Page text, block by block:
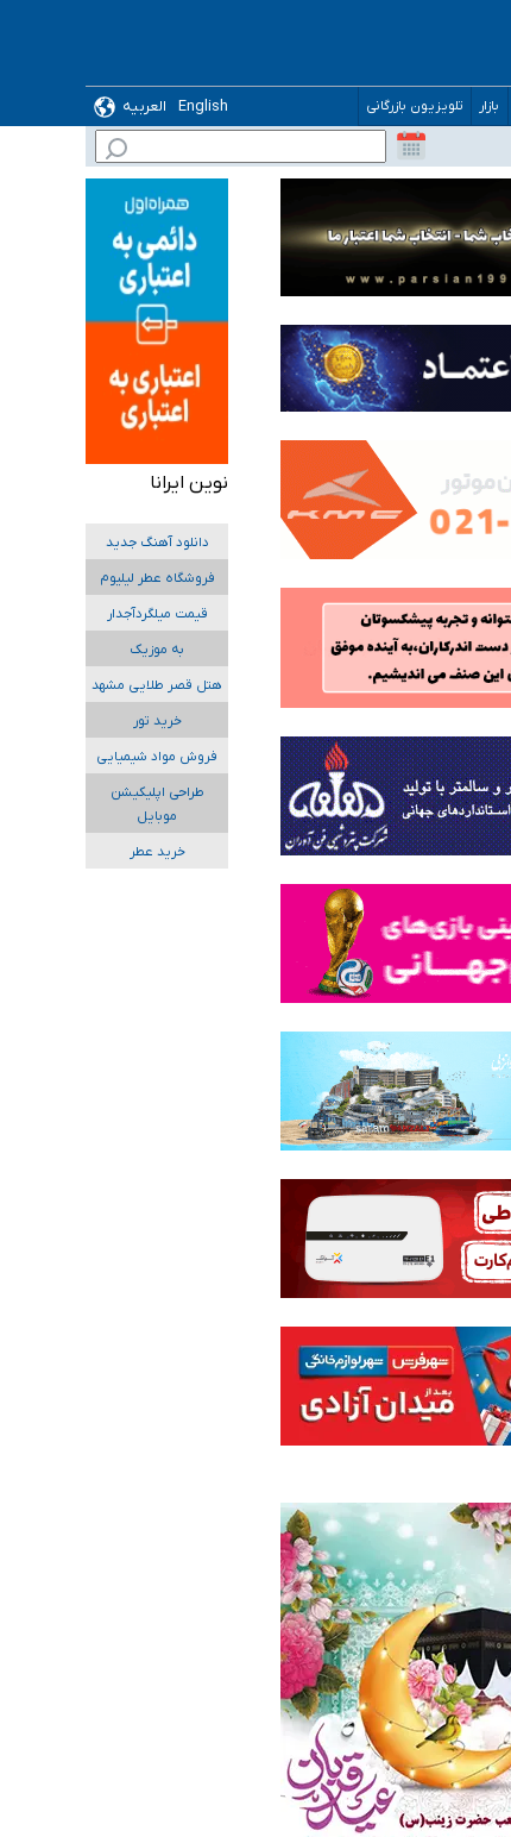
بازار تلویزیون بازرگانی English
العربیه
نوین ایرانا
دانلود آهنگ جدید
فروشگاه عطر لیلیوم
قیمت میلگردآجدار
به موزیک
هتل قصر طلایی مشهد
خرید تور
فروش مواد شیمیایی
طراحی اپلیکیشن
موبایل
خرید عطر